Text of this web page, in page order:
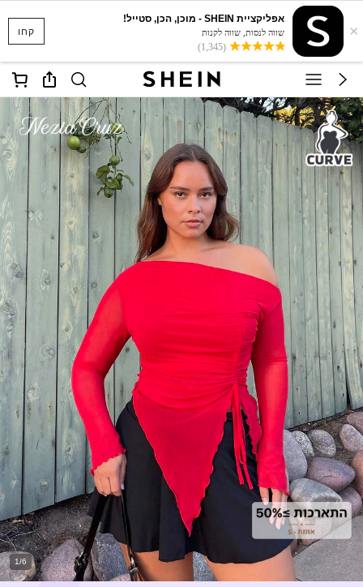
קחו ×
אפליקציית SHEIN - מוכן, הכן, סטייל!
שווה לנסות, שווה לקנות
(1,345)
1/6